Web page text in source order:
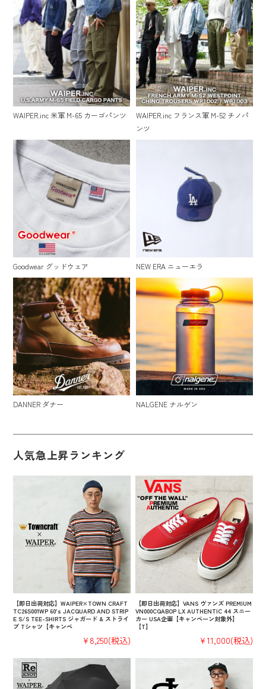
WAIPER.inc 米軍 M-65 カーゴパンツ
WAIPER.inc フランス軍 M-52 チノパ
ンツ
Goodwear グッドウェア NEW ERA ニューエラ
DANNER ダナー NALGENE ナルゲン
人気急上昇ランキング
【即日出荷対応】WAIPER×TOWN CRAFT
TC26S001WP 60’s JACQUARD AND STRIP
E S/S TEE-SHIRTS ジャガード & ストライ
プ Tシャツ【キャンペ
¥8,250(税込)
【即日出荷対応】VANS ヴァンズ PREMIUM
VN000CQABOP LX AUTHENTIC 44 スニー
カー USA企画【キャンペーン対象外】
【T】
¥11,000(税込)